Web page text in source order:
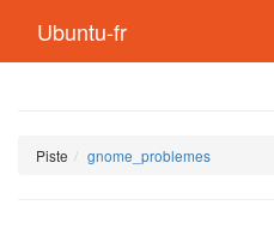
Ubuntu-fr
Piste gnome_problemes